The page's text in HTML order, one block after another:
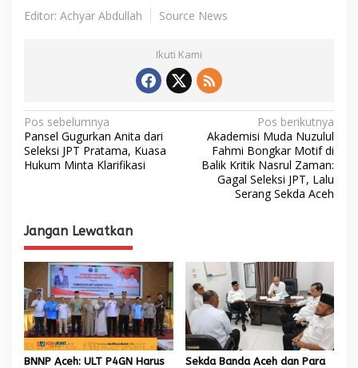
Editor: Achyar Abdullah Source News
Ikuti Kami
N
a
v
a
s
i
p
o
s
Pos sebelumnya
Pansel Gugurkan Anita dari
Seleksi JPT Pratama, Kuasa
Hukum Minta Klarifikasi
Pos berikutnya
Akademisi Muda Nuzulul
Fahmi Bongkar Motif di
Balik Kritik Nasrul Zaman:
Gagal Seleksi JPT, Lalu
Serang Sekda Aceh
Jangan Lewatkan
BNNP Aceh: ULT P4GN Harus
Sekda Banda Aceh dan Para